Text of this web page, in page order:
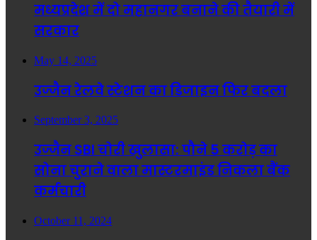
मध्यप्रदेश में दो महानगर बनाने की तैयारी में
सरकार
May 14, 2025
उज्जैन रेलवे स्टेशन का डिजाइन फिर बदला
September 3, 2025
उज्जैन SBI चोरी खुलासा: पौने 5 करोड़ का
सोना चुराने वाला मास्टरमाइंड निकला बैंक
कर्मचारी
October 11, 2024